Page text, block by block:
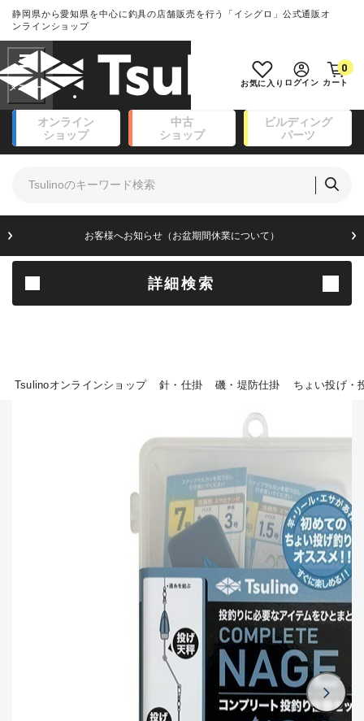
静岡県から愛知県を中心に釣具の店舗販売を行う「イシグロ」公式通販オ
ンラインショップ
お気に入り ログイン カート
0
オンライン
ショップ
中古
ショップ
ビルディング
パーツ
お客様へお知らせ（お盆期間休業について）
詳細検索
Tsulinoオンラインショップ 針・仕掛 磯・堤防仕掛 ちょい投げ・
フリーワード
商品カテゴリ
リール・カスタムパーツ(14)
フィッシングアパレル(174)
ライン・ハリス・道糸(8)
針・仕掛(156)
釣り用品・小物(183)
(805)
この条件で検索する
ランクとは？
良
SA
新古品（メーカー問屋から仕
入れた未使用品）
※店頭展示時の置き傷が付いている
ものも含む
傷が極めて少ない極上品
B
使用感や傷はあるが全体的に
C
使用感や傷のある一般的な中
古品
C-
かなり使用感があり、全体的
に目立つ傷が多い品
D
著しく状態が悪いが使用はで